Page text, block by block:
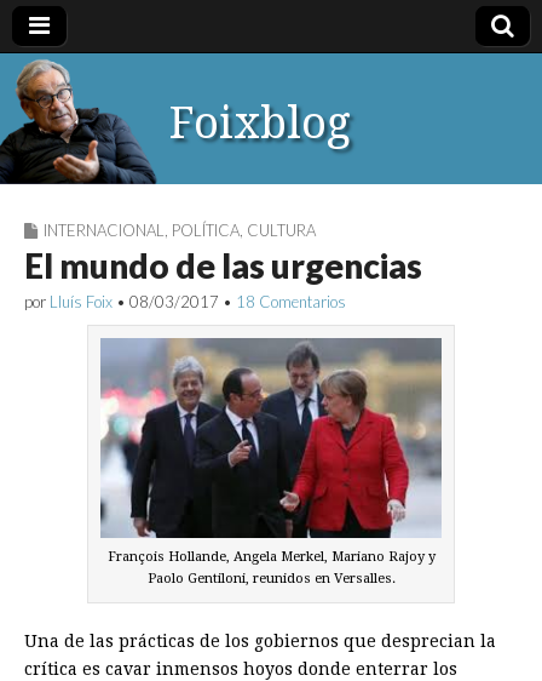
Foixblog
INTERNACIONAL POLÍTICA CULTURA
El mundo de las urgencias
por Lluís Foix • 08/03/2017 • 18 Comentarios
François Hollande, Angela Merkel, Mariano Rajoy y
Paolo Gentiloni, reunidos en Versalles.
Una de las prácticas de los gobiernos que desprecian la
crítica es cavar inmensos hoyos donde enterrar los